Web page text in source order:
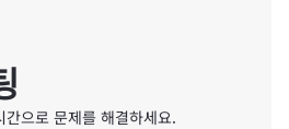
으로 문제를 해결하세요.